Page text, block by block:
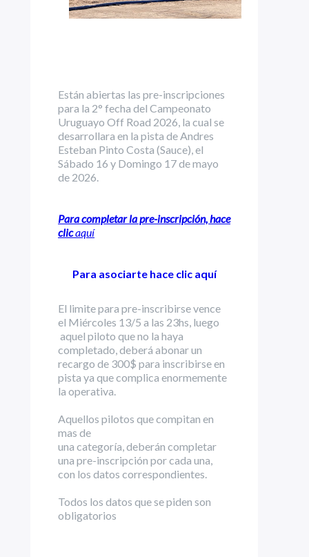
Están abiertas las pre-inscripciones
para la 2° fecha del Campeonato
Uruguayo Off Road 2026, la cual se
desarrollara en la pista de Andres
Esteban Pinto Costa (Sauce), el
Sábado 16 y Domingo 17 de mayo
de 2026.
Para completar la pre-inscripción, hace
clicaquí
Para asociarte hace clic aquí
El limite para pre-inscribirse vence
el Miércoles 13/5 a las 23hs, luego
aquel piloto que no la haya
completado, deberá abonar un
recargo de 300$ para inscribirse en
pista ya que complica enormemente
la operativa.
Aquellos pilotos que compitan en
mas de
una categoría, deberán completar
una pre-inscripción por cada una,
con los datos correspondientes.
Todos los datos que se piden son
obligatorios